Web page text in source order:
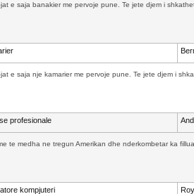
e saja banakier me pervoje pune. Te jete djem i
e saja nje kamarier me pervoje pune. Te jete djem i
profesionale
te medha ne tregun Amerikan dhe nderkombetar ka
kompjuteri